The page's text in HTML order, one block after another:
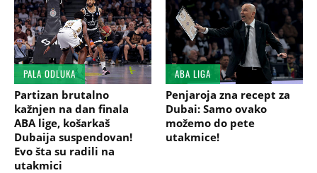
PALA ODLUKA
Partizan brutalno
kažnjen na dan finala
ABA lige, košarkaš
Dubaija suspendovan!
Evo šta su radili na
utakmici
ABA LIGA
Penjaroja zna recept za
Dubai: Samo ovako
možemo do pete
utakmice!